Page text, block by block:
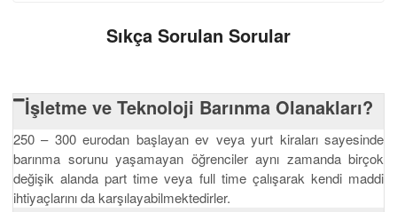
Sıkça Sorulan Sorular
İşletme ve Teknoloji Barınma Olanakları?
250 – 300 eurodan başlayan ev veya yurt kiraları sayesinde
barınma sorunu yaşamayan öğrenciler aynı zamanda birçok
değişik alanda part time veya full time çalışarak kendi maddi
ihtiyaçlarını da karşılayabilmektedirler.